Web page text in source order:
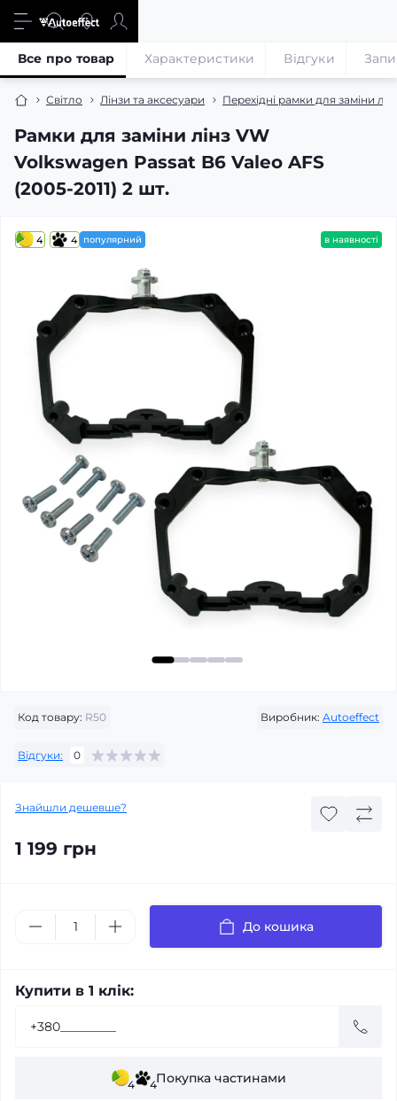
Світло Лінзи та аксесуари Перехідні рамки для заміни
Рамки для заміни лінз VW
Volkswagen Passat B6 Valeo AFS
(2005-2011) 2 шт.
Все про товар Характеристики Відгуки
4 4 популярний в наявності
Код товару: R50 Виробник: Autoeffect
Відгуки: 0
Знайшли дешевше?
1 199 грн
До кошика
Купити в 1 клік:
4 4Покупка частинами